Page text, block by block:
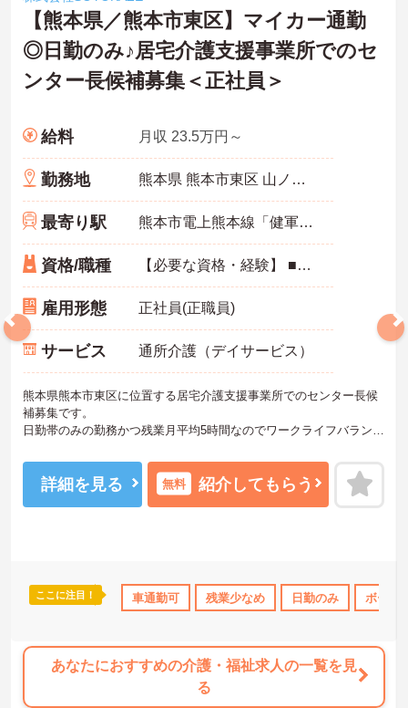
格OK 資格取得サポート 産休･育休･介護休暇取得実績あり
【熊本県／熊本市東区】マイカー通勤
◎日勤のみ♪居宅介護支援事業所でのセ
ンター長候補募集＜正社員＞
給料 月収 23.5万円～
勤務地 熊本県 熊本市東区 山ノ内3‐9‐27
最寄り駅 熊本市電上熊本線「健軍交番前駅」バス・車5分
資格/職種 【必要な資格・経験】 ■ケアマネジャー（介護支援専門員） ■社会福祉士 ■介護福祉士 いずれか必須 ■普通自動車免許一種 必須 ■経験3年以上～5年未満
雇用形態 正社員(正職員)
サービス 通所介護（デイサービス）
熊本県熊本市東区に位置する居宅介護支援事業所でのセンター長候
補募集です。
日勤帯のみの勤務かつ残業月平均5時間なのでワークライフバランス
ご興味のある方はご面接のポイントお伝えしますのでご気軽にお問
合せください。
詳細を見る 無料 紹介してもらう
ここに注目！ 車通勤可 残業少なめ 日勤のみ ボーナ
あなたにおすすめの介護・福祉求人の一覧を見
る